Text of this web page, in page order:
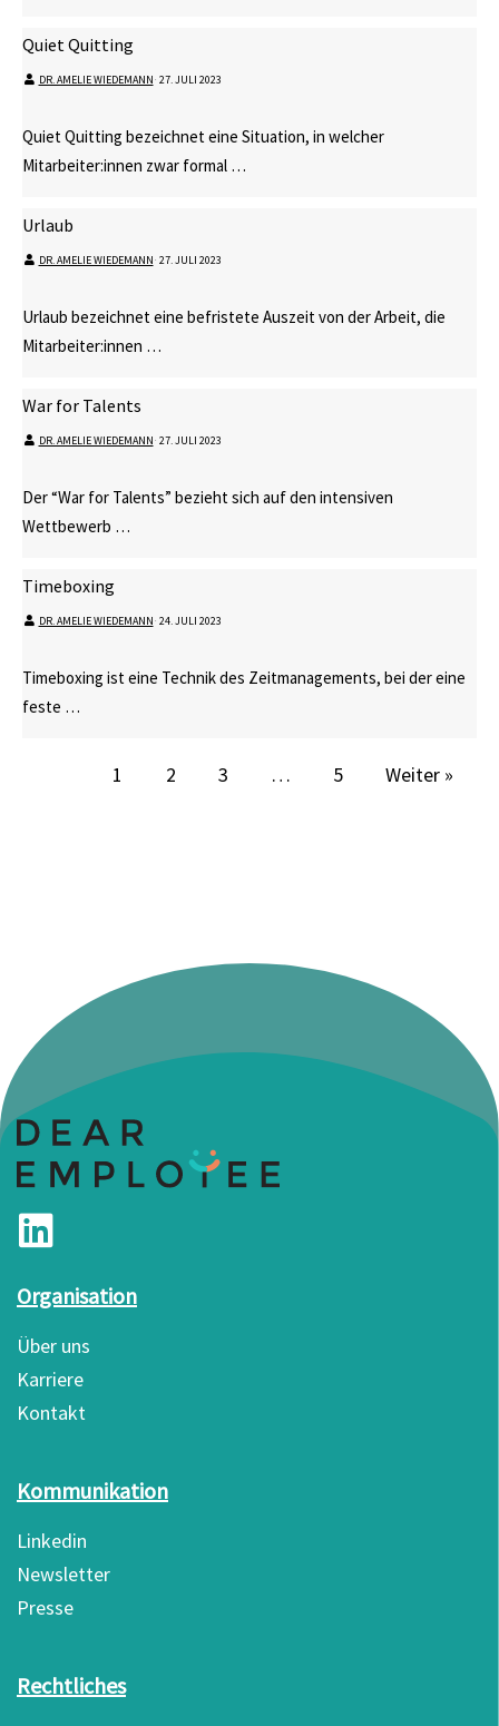
Quiet Quitting
DR. AMELIE WIEDEMANN⋅ 27. JULI 2023
Quiet Quitting bezeichnet eine Situation, in welcher
Mitarbeiter:innen zwar formal …
Urlaub
DR. AMELIE WIEDEMANN⋅ 27. JULI 2023
Urlaub bezeichnet eine befristete Auszeit von der Arbeit, die
Mitarbeiter:innen …
War for Talents
DR. AMELIE WIEDEMANN⋅ 27. JULI 2023
Der “War for Talents” bezieht sich auf den intensiven
Wettbewerb …
Timeboxing
DR. AMELIE WIEDEMANN⋅ 24. JULI 2023
Timeboxing ist eine Technik des Zeitmanagements, bei der eine
feste …
1 2 3 … 5 Weiter »
Organisation
Über uns
Karriere
Kontakt
Kommunikation
Linkedin
Newsletter
Presse
Rechtliches